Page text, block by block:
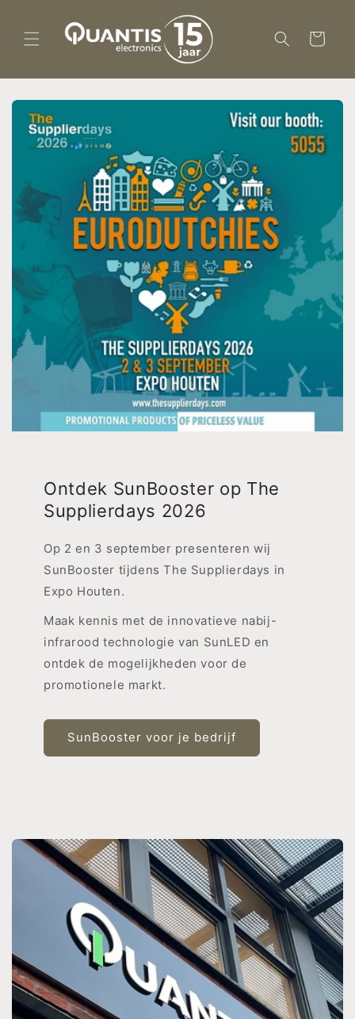
content
Winkelwagen
Ontdek SunBooster op The
Supplierdays 2026
Op 2 en 3 september presenteren wij
SunBooster tijdens The Supplierdays in
Expo Houten.
Maak kennis met de innovatieve nabij-
infrarood technologie van SunLED en
ontdek de mogelijkheden voor de
promotionele markt.
SunBooster voor je bedrijf